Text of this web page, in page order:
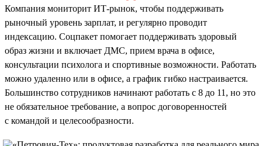
Компания мониторит ИТ-рынок, чтобы поддерживать
рыночный уровень зарплат, и регулярно проводит
индексацию. Соцпакет помогает поддерживать здоровый
образ жизни и включает ДМС, прием врача в офисе,
консультации психолога и спортивные возможности. Работать
можно удаленно или в офисе, а график гибко настраивается.
Большинство сотрудников начинают работать с 8 до 11, но это
не обязательное требование, а вопрос договоренностей
с командой и целесообразности.